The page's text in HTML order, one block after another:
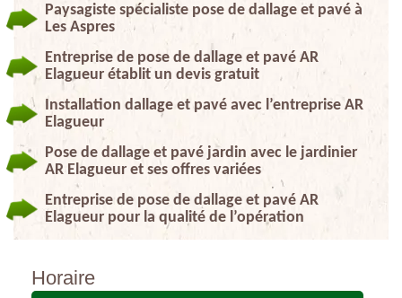
Paysagiste spécialiste pose de dallage et pavé à
Les Aspres
Entreprise de pose de dallage et pavé AR
Elagueur établit un devis gratuit
Installation dallage et pavé avec l’entreprise AR
Elagueur
Pose de dallage et pavé jardin avec le jardinier
AR Elagueur et ses offres variées
Entreprise de pose de dallage et pavé AR
Elagueur pour la qualité de l’opération
Horaire